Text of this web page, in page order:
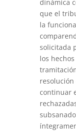
dinámica
que el
la
solicitada
los
resolución
continuar